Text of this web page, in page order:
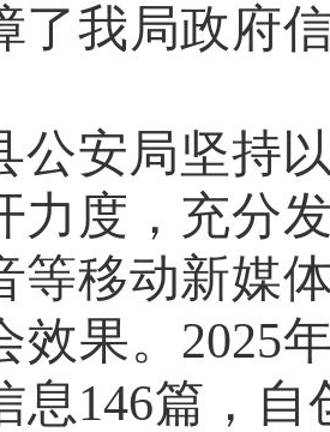
了我局政府
公安局坚持
力度，充分
等移动新媒
效果。 2025
息146篇，自